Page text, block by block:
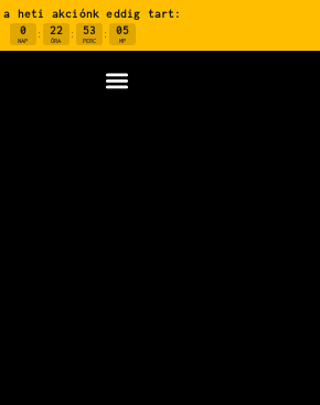
a heti akciónk eddig tart:
0
NAP
: 22
ÓRA
: 53
PERC
: 04
MP